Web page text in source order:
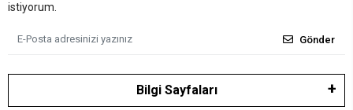
istiyorum.
Gönder
Bilgi Sayfaları